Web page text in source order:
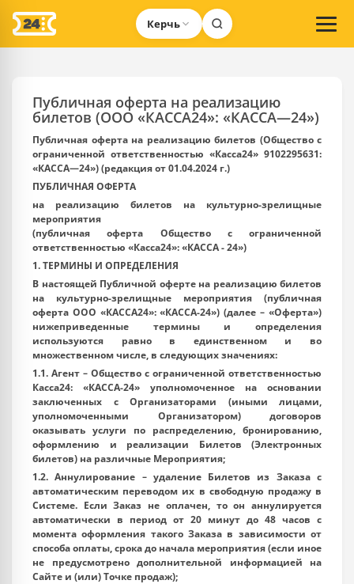
Керчь
Публичная оферта на реализацию
билетов (ООО «КАССА24»: «КАССА—24»)
Публичная оферта на реализацию билетов (Общество с
ограниченной ответственностью «Касса24» 9102295631:
«КАССА—24») (редакция от 01.04.2024 г.)
ПУБЛИЧНАЯ ОФЕРТА
на реализацию билетов на культурно-зрелищные
мероприятия
(публичная оферта Общество с ограниченной
ответственностью «Касса24»: «КАССА - 24»)
1. ТЕРМИНЫ И ОПРЕДЕЛЕНИЯ
В настоящей Публичной оферте на реализацию билетов
на культурно-зрелищные мероприятия (публичная
оферта ООО «КАССА24»: «КАССА-24») (далее – «Оферта»)
нижеприведенные термины и определения
используются равно в единственном и во
множественном числе, в следующих значениях:
1.1. Агент – Общество с ограниченной ответственностью
Касса24: «КАССА-24» уполномоченное на основании
заключенных с Организаторами (иными лицами,
уполномоченными Организатором) договоров
оказывать услуги по распределению, бронированию,
оформлению и реализации Билетов (Электронных
билетов) на различные Мероприятия;
1.2.Аннулирование – удаление Билетов из Заказа с
автоматическим переводом их в свободную продажу в
Системе. Если Заказ не оплачен, то он аннулируется
автоматически в период от 20 минут до 48 часов с
момента оформления такого Заказа в зависимости от
способа оплаты, срока до начала мероприятия (если иное
не предусмотрено дополнительной информацией на
Сайте и (или) Точке продаж);